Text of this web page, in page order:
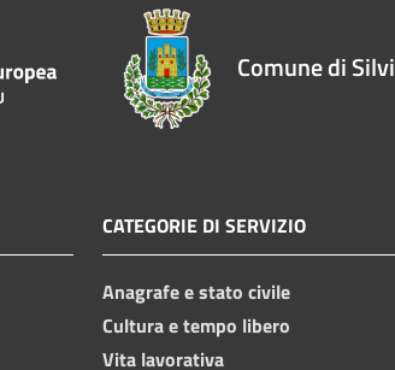
Comune di Silvi
CATEGORIE DI SERVIZIO
Anagrafe e stato civile
Cultura e tempo libero
Vita lavorativa